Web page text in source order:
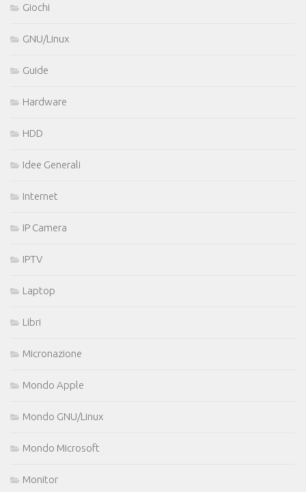
Giochi
GNU/Linux
Guide
Hardware
HDD
Idee Generali
Internet
IP Camera
IPTV
Laptop
Libri
Micronazione
Mondo Apple
Mondo GNU/Linux
Mondo Microsoft
Monitor